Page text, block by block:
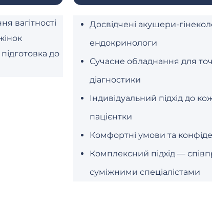
вагітності
до
Досвідчені акушери-
ендокринологи
Сучасне обладнання для
діагностики
Індивідуальний підхід до
пацієнтки
Комфортні умови та
Комплексний підхід —
суміжними спеціалістами